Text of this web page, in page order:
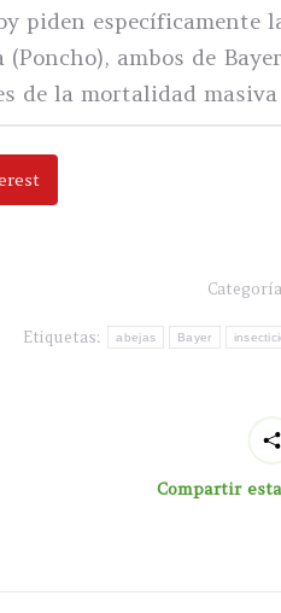
piden
ambos de
de la mortalidad
Etiquetas: abejas Bayer
Compartir